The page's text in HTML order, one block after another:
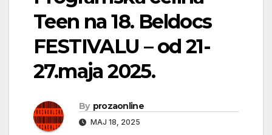
Teen na 18. Beldocs
FESTIVALU – od 21-
27.maja 2025.
By prozaonline
МАЈ 18, 2025